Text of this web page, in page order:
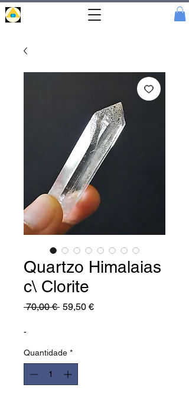
Quartzo Himalaias
c\ Clorite
70,00 € Preço
59,50 €Preço
-
Quantidade *